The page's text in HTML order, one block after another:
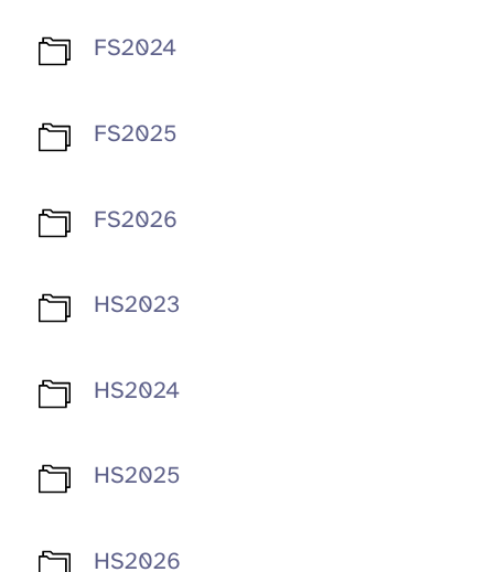
FS2024
FS2025
FS2026
HS2023
HS2024
HS2025
HS2026